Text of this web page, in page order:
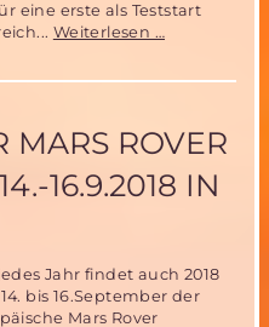
eine erste als Teststart
Weiterlesen …
erster
zu
MARS ROVER
16.9.2018 IN
Jahr findet auch 2018
bis 16.September der
Mars Rover